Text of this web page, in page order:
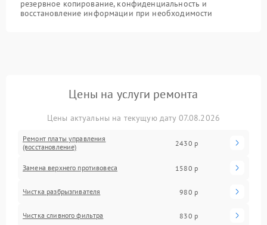
резервное копирование, конфиденциальность и
восстановление информации при необходимости
Цены на услуги ремонта
Цены актуальны на текущую дату 07.08.2026
Ремонт платы управления
(восстановление)
2430 р
Замена верхнего противовеса 1580 р
Чистка разбрызгивателя 980 р
Чистка сливного фильтра 830 р